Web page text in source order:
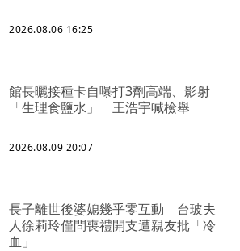
2026.08.06 16:25
館長曬接種卡自曝打3劑高端、影射
「生理食鹽水」 王浩宇喊檢舉
2026.08.09 20:07
長子離世後婆媳幾乎零互動 台玻夫
人徐莉玲僅問喪禮開支遭親友批「冷
血」